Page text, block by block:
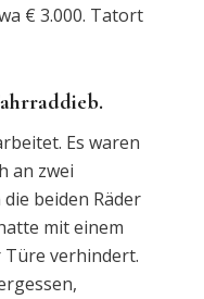
€ 3.000. Tatort
Es waren
an zwei
beiden Räder
mit einem
Türe verhindert.